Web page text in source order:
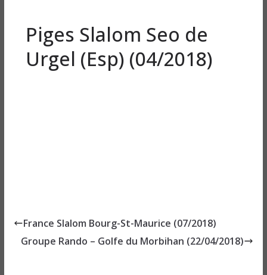
Piges Slalom Seo de
Urgel (Esp) (04/2018)
France Slalom Bourg-St-Maurice (07/2018)
Groupe Rando – Golfe du Morbihan (22/04/2018)